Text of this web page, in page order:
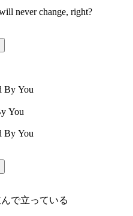
never change, right?
By You
You
By You
で立っている